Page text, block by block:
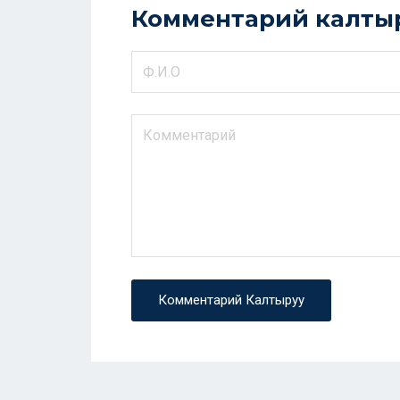
Комментарий
Комментарий Калтыруу